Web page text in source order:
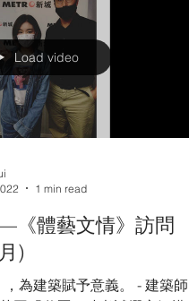
不同建...
Load video
1 min read
《體藝文情》訪問
)